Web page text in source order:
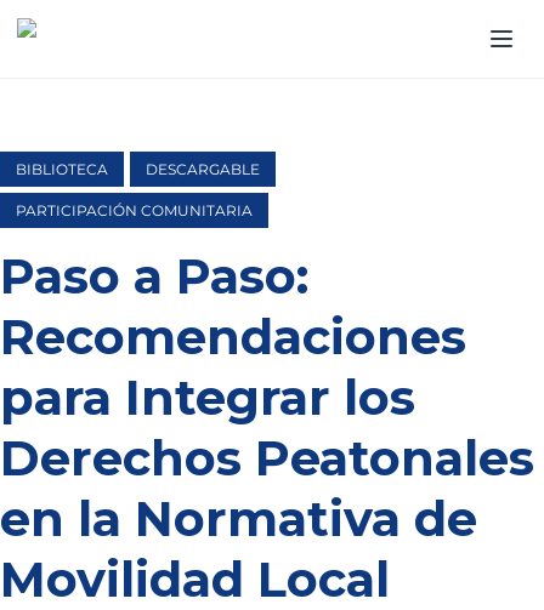
BIBLIOTECA DESCARGABLE
PARTICIPACIÓN COMUNITARIA
Paso a Paso:
Recomendaciones
para Integrar los
Derechos Peatonales
en la Normativa de
Movilidad Local